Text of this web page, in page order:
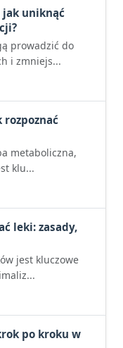
uniknąć
prowadzić do
i zmniejs...
metaboliczna,
klu...
leki: zasady,
jest kluczowe
po kroku w